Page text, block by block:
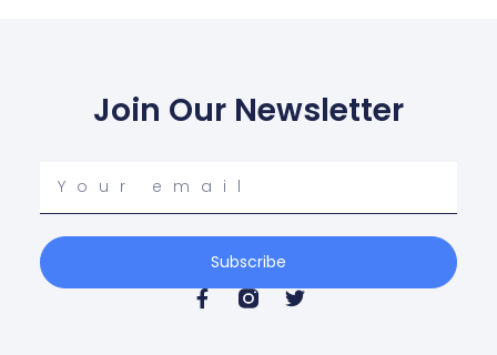
Join Our Newsletter
email
Subscribe
F
a
T